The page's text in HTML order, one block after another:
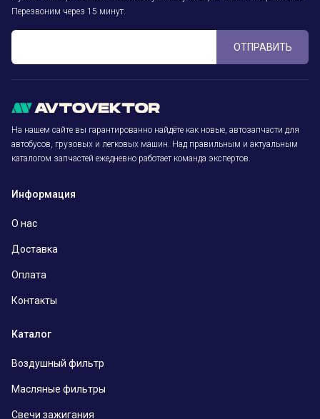
Перезвоним через 15 минут.
ОТПРАВИТЬ
На нашем сайте вы гарантированно найдёте как новые, автозапчасти для
автобусов, грузовых и легковых машин. Над правильным и актуальным
каталогом запчастей ежедневно работает команда экспертов.
Информация
О нас
Доставка
Оплата
Контакты
Каталог
Воздушный фильтр
Масляные фильтры
Свечи зажигания